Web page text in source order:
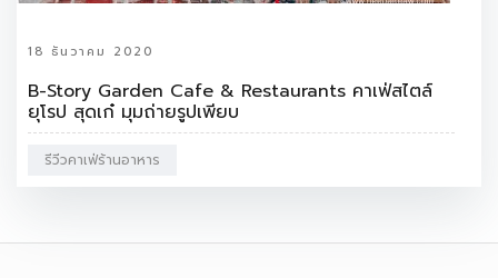
18 ธันวาคม 2020
B-Story Garden Cafe & Restaurants คาเฟ่สไตล์
ยุโรป สุดเก๋ มุมถ่ายรูปเพียบ
รีวีวคาเฟ่ร้านอาหาร